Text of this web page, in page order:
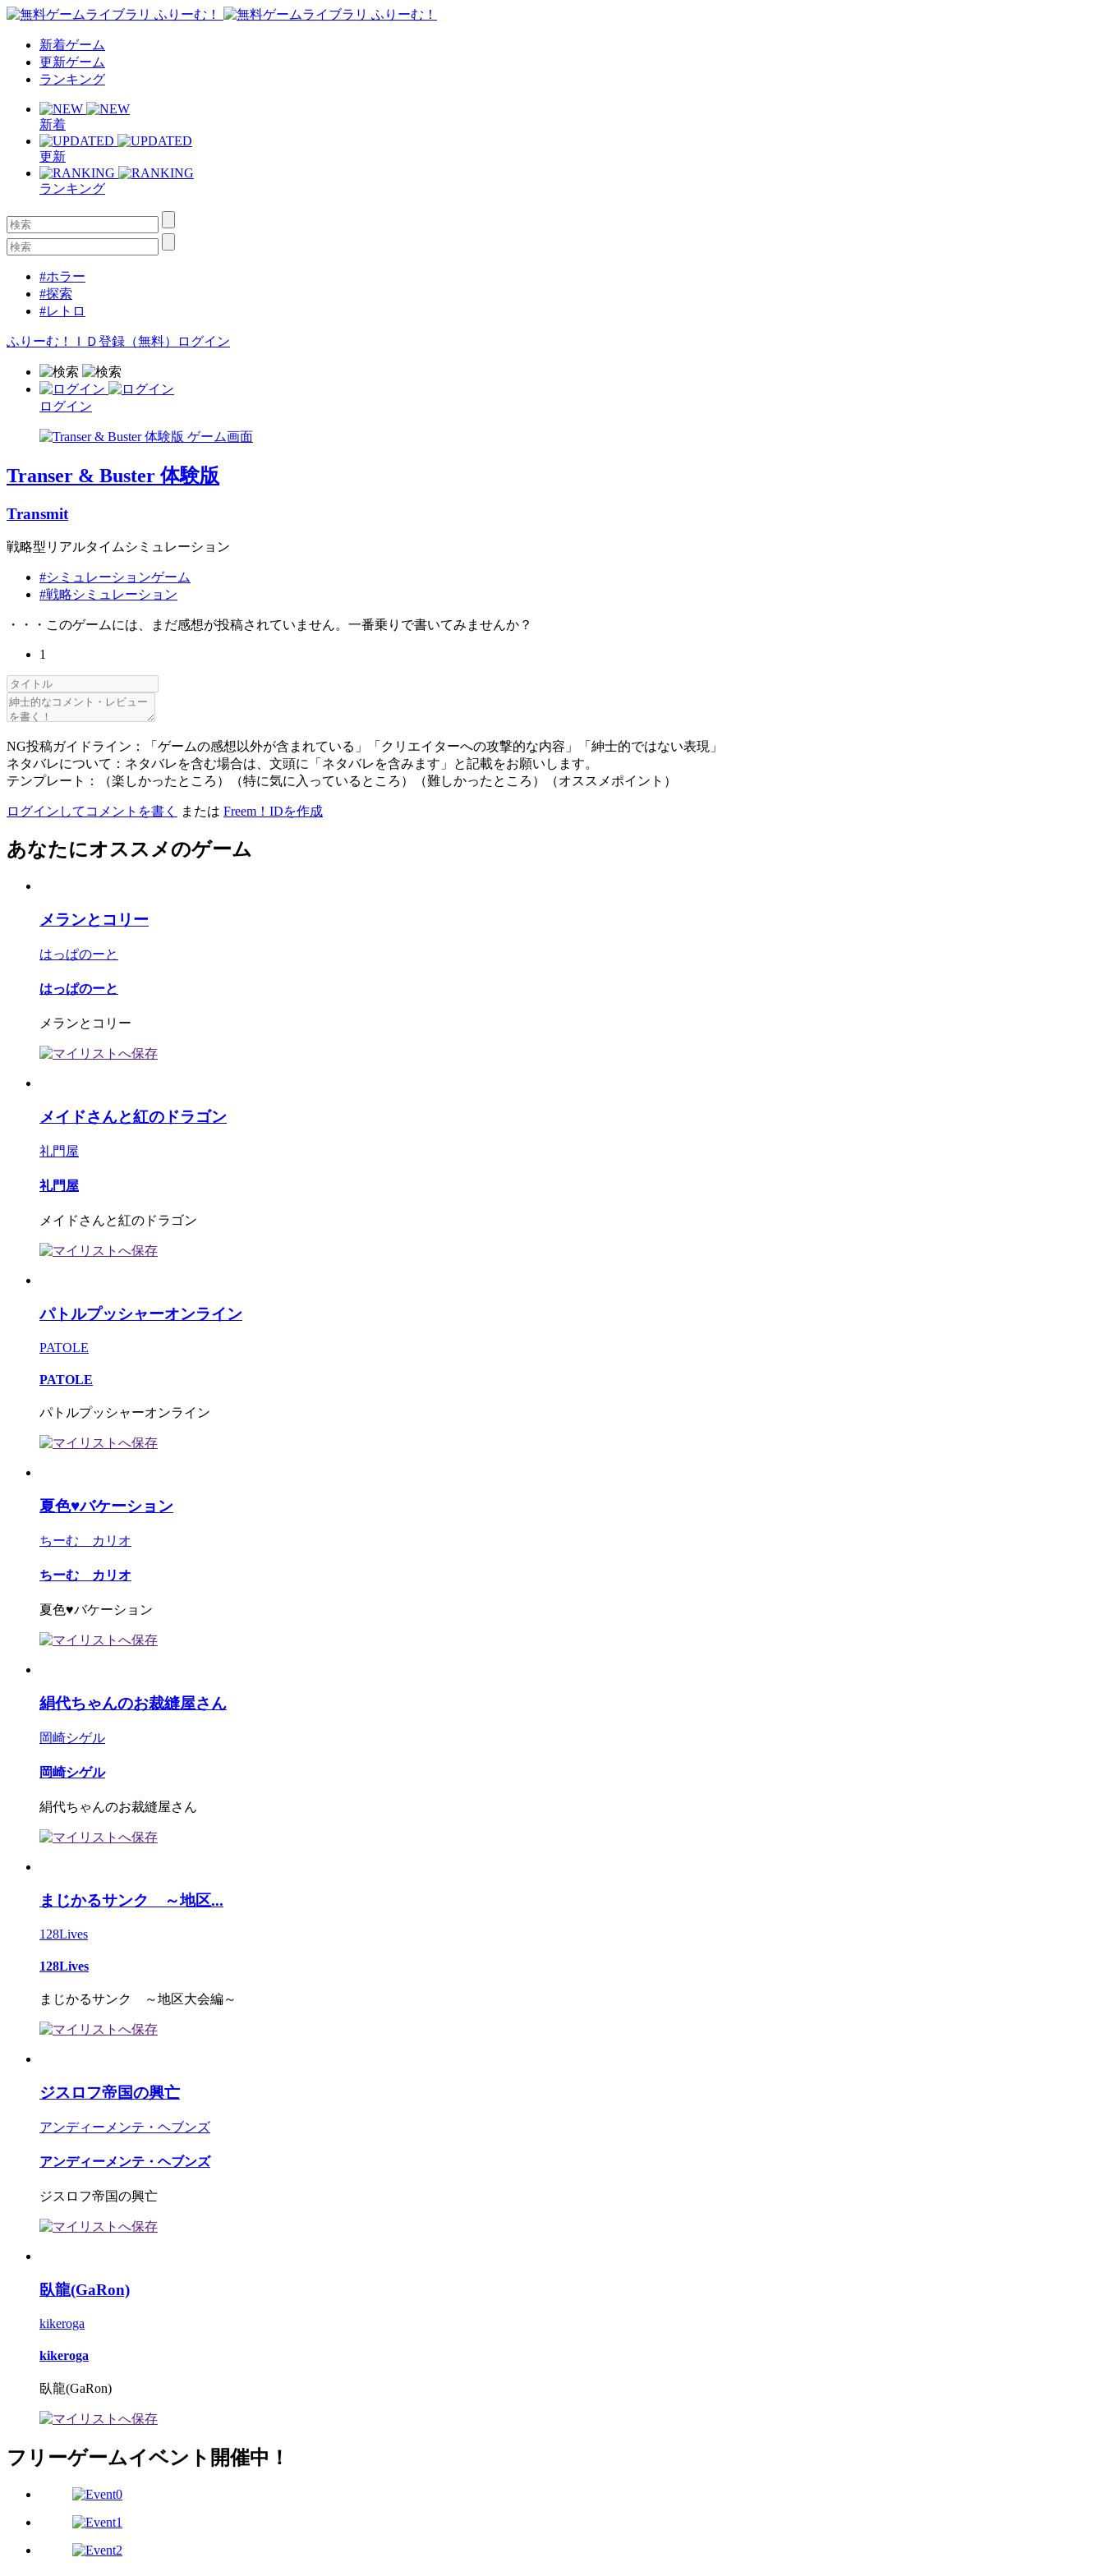
新着ゲーム
更新ゲーム
ランキング
新着
更新
ランキング
#ホラー
#探索
#レトロ
ふりーむ！ＩＤ登録（無料） ログイン
ログイン
Transer & Buster 体験版
Transmit
戦略型リアルタイムシミュレーション
#シミュレーションゲーム
#戦略シミュレーション
・・・このゲームには、まだ感想が投稿されていません。一番乗りで書いてみませんか？
1
NG投稿ガイドライン：「ゲームの感想以外が含まれている」「クリエイターへの攻撃的な内容」「紳士的ではない表現」
ネタバレについて：ネタバレを含む場合は、文頭に「ネタバレを含みます」と記載をお願いします。
テンプレート：（楽しかったところ）（特に気に入っているところ）（難しかったところ）（オススメポイント）
ログインしてコメントを書く または Freem！IDを作成
あなたにオススメのゲーム
メランとコリー
はっぱのーと
はっぱのーと
メランとコリー
メイドさんと紅のドラゴン
礼門屋
礼門屋
メイドさんと紅のドラゴン
パトルプッシャーオンライン
PATOLE
PATOLE
パトルプッシャーオンライン
夏色♥バケーション
ちーむ カリオ
ちーむ カリオ
夏色♥バケーション
絹代ちゃんのお裁縫屋さん
岡崎シゲル
岡崎シゲル
絹代ちゃんのお裁縫屋さん
まじかるサンク ～地区...
128Lives
128Lives
まじかるサンク ～地区大会編～
ジスロフ帝国の興亡
アンディーメンテ・ヘブンズ
アンディーメンテ・ヘブンズ
ジスロフ帝国の興亡
臥龍(GaRon)
kikeroga
kikeroga
臥龍(GaRon)
フリーゲームイベント開催中！